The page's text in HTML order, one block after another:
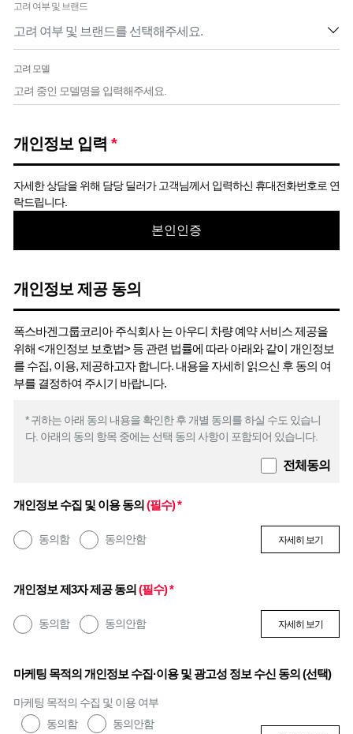
고려 여부 및 브랜드
고려 모델
개인정보 입력 *
자세한 상담을 위해 담당 딜러가 고객님께서 입력하신 휴대전화번호로 연
락드립니다.
본인인증
개인정보 제공 동의
폭스바겐그룹코리아 주식회사 는 아우디 차량 예약 서비스 제공을
위해 <개인정보 보호법> 등 관련 법률에 따라 아래와 같이 개인정보
를 수집, 이용, 제공하고자 합니다. 내용을 자세히 읽으신 후 동의 여
부를 결정하여 주시기 바랍니다.
* 귀하는 아래 동의 내용을 확인한 후 개별 동의를 하실 수도 있습니
다. 아래의 동의 항목 중에는 선택 동의 사항이 포함되어 있습니다.
전체동의
개인정보 수집 및 이용 동의 (필수) *
동의함 동의안함 자세히 보기
개인정보 제3자 제공 동의 (필수) *
동의함 동의안함 자세히 보기
마케팅 목적의 개인정보 수집·이용 및 광고성 정보 수신 동의 (선택)
마케팅 목적의 수집 및 이용 여부
동의함
동의안함